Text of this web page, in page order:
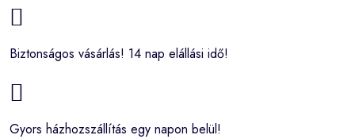
Biztonságos vásárlás! 14 nap elállási idő!
Gyors házhozszállítás egy napon belül!